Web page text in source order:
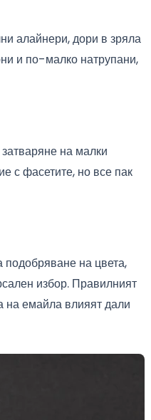
алайнери, дори в зряла
и по-малко натрупани,
на малки
с фасетите, но все пак
подобряване на цвета,
избор. Правилният
на емайла влияят дали